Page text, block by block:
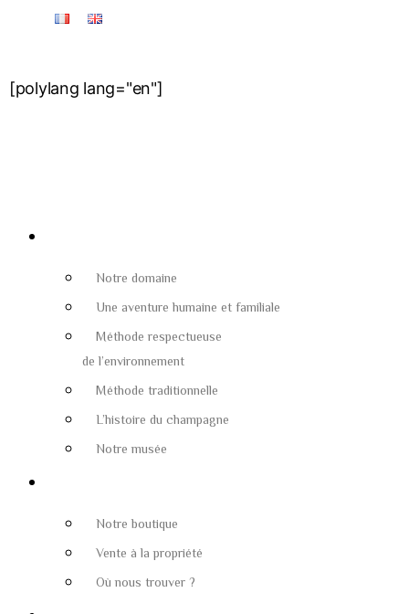
[polylang lang="en"]
Notre domaine
Une aventure humaine et familiale
Méthode respectueuse
de l’environnement
Méthode traditionnelle
L’histoire du champagne
Notre musée
Notre boutique
Vente à la propriété
Où nous trouver ?